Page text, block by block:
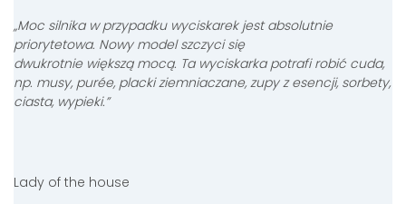
„Moc silnika w przypadku wyciskarek jest absolutnie
priorytetowa. Nowy model szczyci się
dwukrotnie większą mocą. Ta wyciskarka potrafi robić cuda,
np. musy, purée, placki ziemniaczane, zupy z esencji, sorbety,
ciasta, wypieki.”
Lady of the house